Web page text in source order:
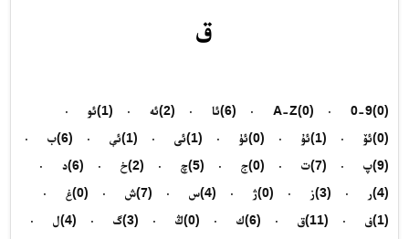
ق
0-9
A-Z ئا ئە ئو
ئۆ
ئۇ ئۈ ئى ئې ب
پ
ت ج چ خ د
ر
ز ژ س ش غ
ف
ق ك ڭ گ ل